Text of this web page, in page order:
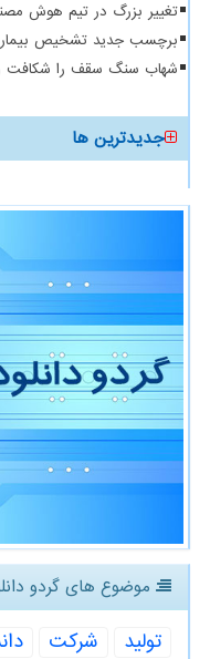
تغییر بزرگ در تیم هوش
برچسب جدید تشخیص
شهاب سنگ سقف را شکافت و
جدیدترین ها
موضوع های گردو
تولید شركت